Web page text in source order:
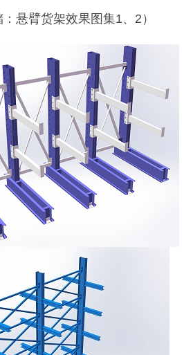
：悬臂货架效果图集1、 2 ）